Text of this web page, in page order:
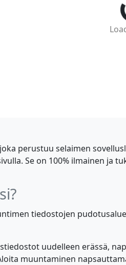
perustuu selaimen
Se on 100% ilmainen ja
tiedostojen
uudelleen erässä,
muuntaminen